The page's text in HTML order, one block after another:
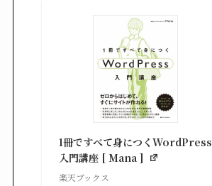
1冊ですべて身につくWordPress
入門講座 [ Mana ]
楽天ブックス